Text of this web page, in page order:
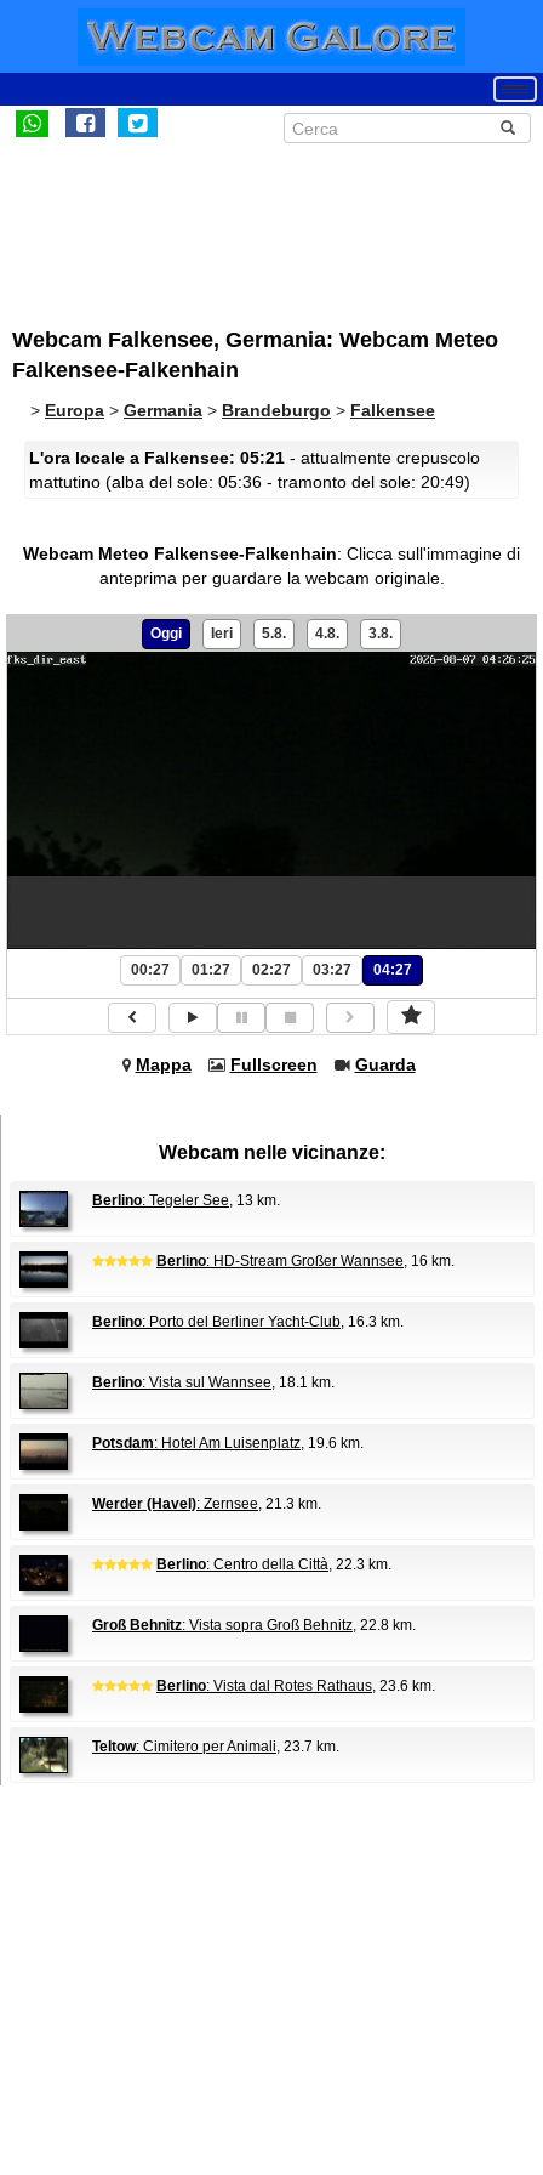
Webcam Falkensee, Germania: Webcam Meteo
Falkensee-Falkenhain
> Europa > Germania > Brandeburgo > Falkensee
L'ora locale a Falkensee: 05:21 - attualmente crepuscolo
mattutino (alba del sole: 05:36 - tramonto del sole: 20:49)
Webcam Meteo Falkensee-Falkenhain: Clicca sull'immagine di
anteprima per guardare la webcam originale.
Oggi Ieri 5.8. 4.8. 3.8.
00:27 01:27 02:27 03:27 04:27
Mappa Fullscreen Guarda
Webcam nelle vicinanze:
Berlino: Tegeler See, 13 km.
Berlino: HD-Stream Großer Wannsee, 16 km.
Berlino: Porto del Berliner Yacht-Club, 16.3 km.
Berlino: Vista sul Wannsee, 18.1 km.
Potsdam: Hotel Am Luisenplatz, 19.6 km.
Werder (Havel): Zernsee, 21.3 km.
Berlino: Centro della Città, 22.3 km.
Groß Behnitz: Vista sopra Groß Behnitz, 22.8 km.
Berlino: Vista dal Rotes Rathaus, 23.6 km.
Teltow: Cimitero per Animali, 23.7 km.